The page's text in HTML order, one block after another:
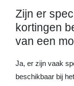
Zijn er
kortingen
van een
Ja, er zijn vaak
beschikbaar bij